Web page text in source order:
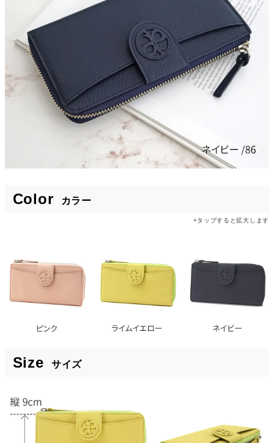
Color カラー
+タップすると拡大します
Size サイズ